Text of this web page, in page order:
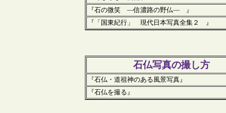
『石の微笑 ―信濃路の野仏― 』
『「国東紀行」 現代日本写真全集２ 』
石仏写真の撮し方
『石仏・道祖神のある風景写真』
『石仏を撮る』